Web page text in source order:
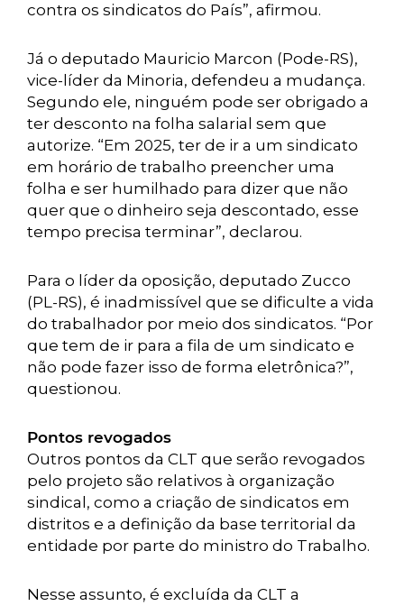
contra os sindicatos do País”, afirmou.
Já o deputado Mauricio Marcon (Pode-RS),
vice-líder da Minoria, defendeu a mudança.
Segundo ele, ninguém pode ser obrigado a
ter desconto na folha salarial sem que
autorize. “Em 2025, ter de ir a um sindicato
em horário de trabalho preencher uma
folha e ser humilhado para dizer que não
quer que o dinheiro seja descontado, esse
tempo precisa terminar”, declarou.
Para o líder da oposição, deputado Zucco
(PL-RS), é inadmissível que se dificulte a vida
do trabalhador por meio dos sindicatos. “Por
que tem de ir para a fila de um sindicato e
não pode fazer isso de forma eletrônica?”,
questionou.
Pontos revogados
Outros pontos da CLT que serão revogados
pelo projeto são relativos à organização
sindical, como a criação de sindicatos em
distritos e a definição da base territorial da
entidade por parte do ministro do Trabalho.
Nesse assunto, é excluída da CLT a